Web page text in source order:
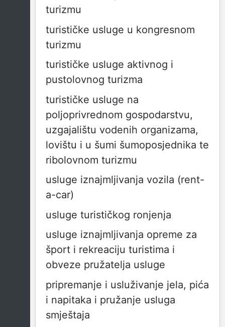
turizmu
turističke usluge u kongresnom
turizmu
turističke usluge aktivnog i
pustolovnog turizma
turističke usluge na
poljoprivrednom gospodarstvu,
uzgajalištu vodenih organizama,
lovištu i u šumi šumoposjednika te
ribolovnom turizmu
usluge iznajmljivanja vozila (rent-
a-car)
usluge turističkog ronjenja
usluge iznajmljivanja opreme za
šport i rekreaciju turistima i
obveze pružatelja usluge
pripremanje i usluživanje jela, pića
i napitaka i pružanje usluga
smještaja